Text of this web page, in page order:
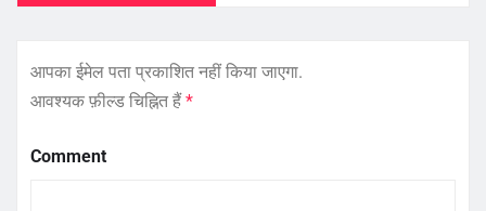
आपका ईमेल पता प्रकाशित नहीं किया जाएगा.
आवश्यक फ़ील्ड चिह्नित हैं*
Comment